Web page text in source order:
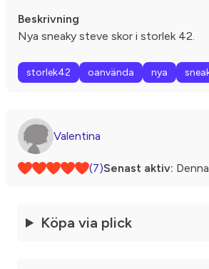
Beskrivning
Nya sneaky steve skor i storlek 42.
storlek42 oanvända nya
Valentina
(7)Senast aktiv:
Köpa via plick